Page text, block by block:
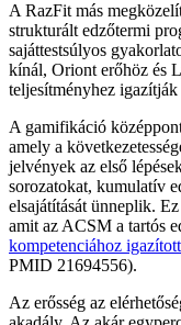
A RazFit más
strukturált edzőtermi
sajáttestsúlyos
kínál, Oriont erőhöz és
teljesítményhez igazítják
A gamifikáció
amely a
jelvények az első
sorozatokat, kumulatív
elsajátítását ünneplik.
amit az ACSM a tartós
kompetenciához
PMID 21694556).
Az erősség az